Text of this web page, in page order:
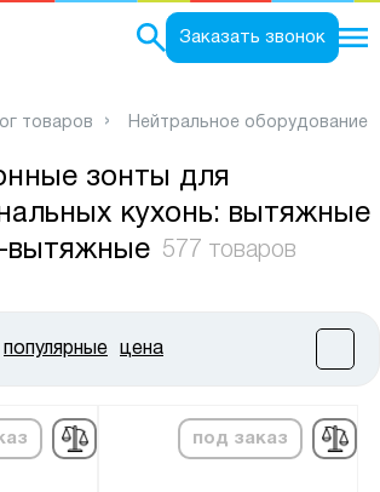
Заказать звонок
товаров Нейтральное оборудование
зонты для
кухонь: вытяжные
вытяжные
577 товаров
популярные цена
под заказ